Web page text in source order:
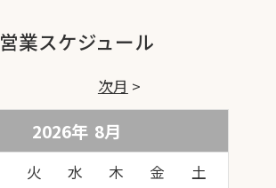
営業スケジュール
2026年 8月
火 水 木 金 土
次月